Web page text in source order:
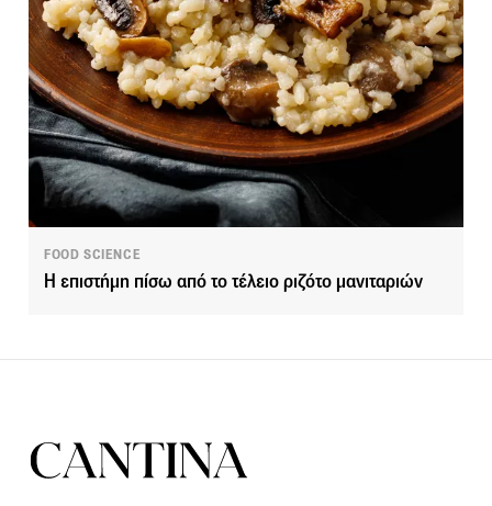
FOOD SCIENCE
Η επιστήμη πίσω από το τέλειο ριζότο μανιταριών